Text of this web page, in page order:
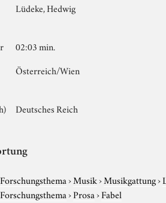
Lüdeke, Hedwig
02:03 min.
Österreich/Wien
Deutsches Reich
Forschungsthema›Musik›Musikgattung›
Forschungsthema›Prosa›Fabel